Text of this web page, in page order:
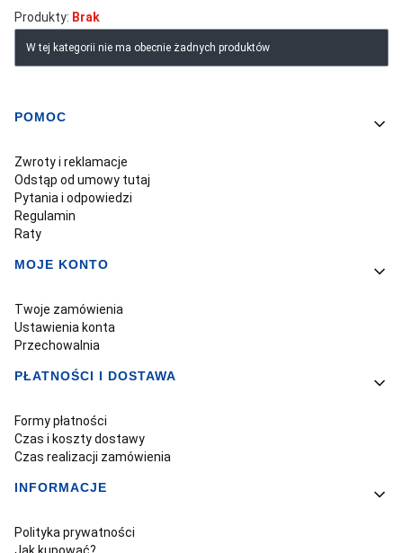
Produkty: Brak
Lista produktów
W tej kategorii nie ma obecnie żadnych produktów
Linki w stopce
POMOC
Zwroty i reklamacje
Odstąp od umowy tutaj
Pytania i odpowiedzi
Regulamin
Raty
MOJE KONTO
Twoje zamówienia
Ustawienia konta
Przechowalnia
PŁATNOŚCI I DOSTAWA
Formy płatności
Czas i koszty dostawy
Czas realizacji zamówienia
INFORMACJE
Polityka prywatności